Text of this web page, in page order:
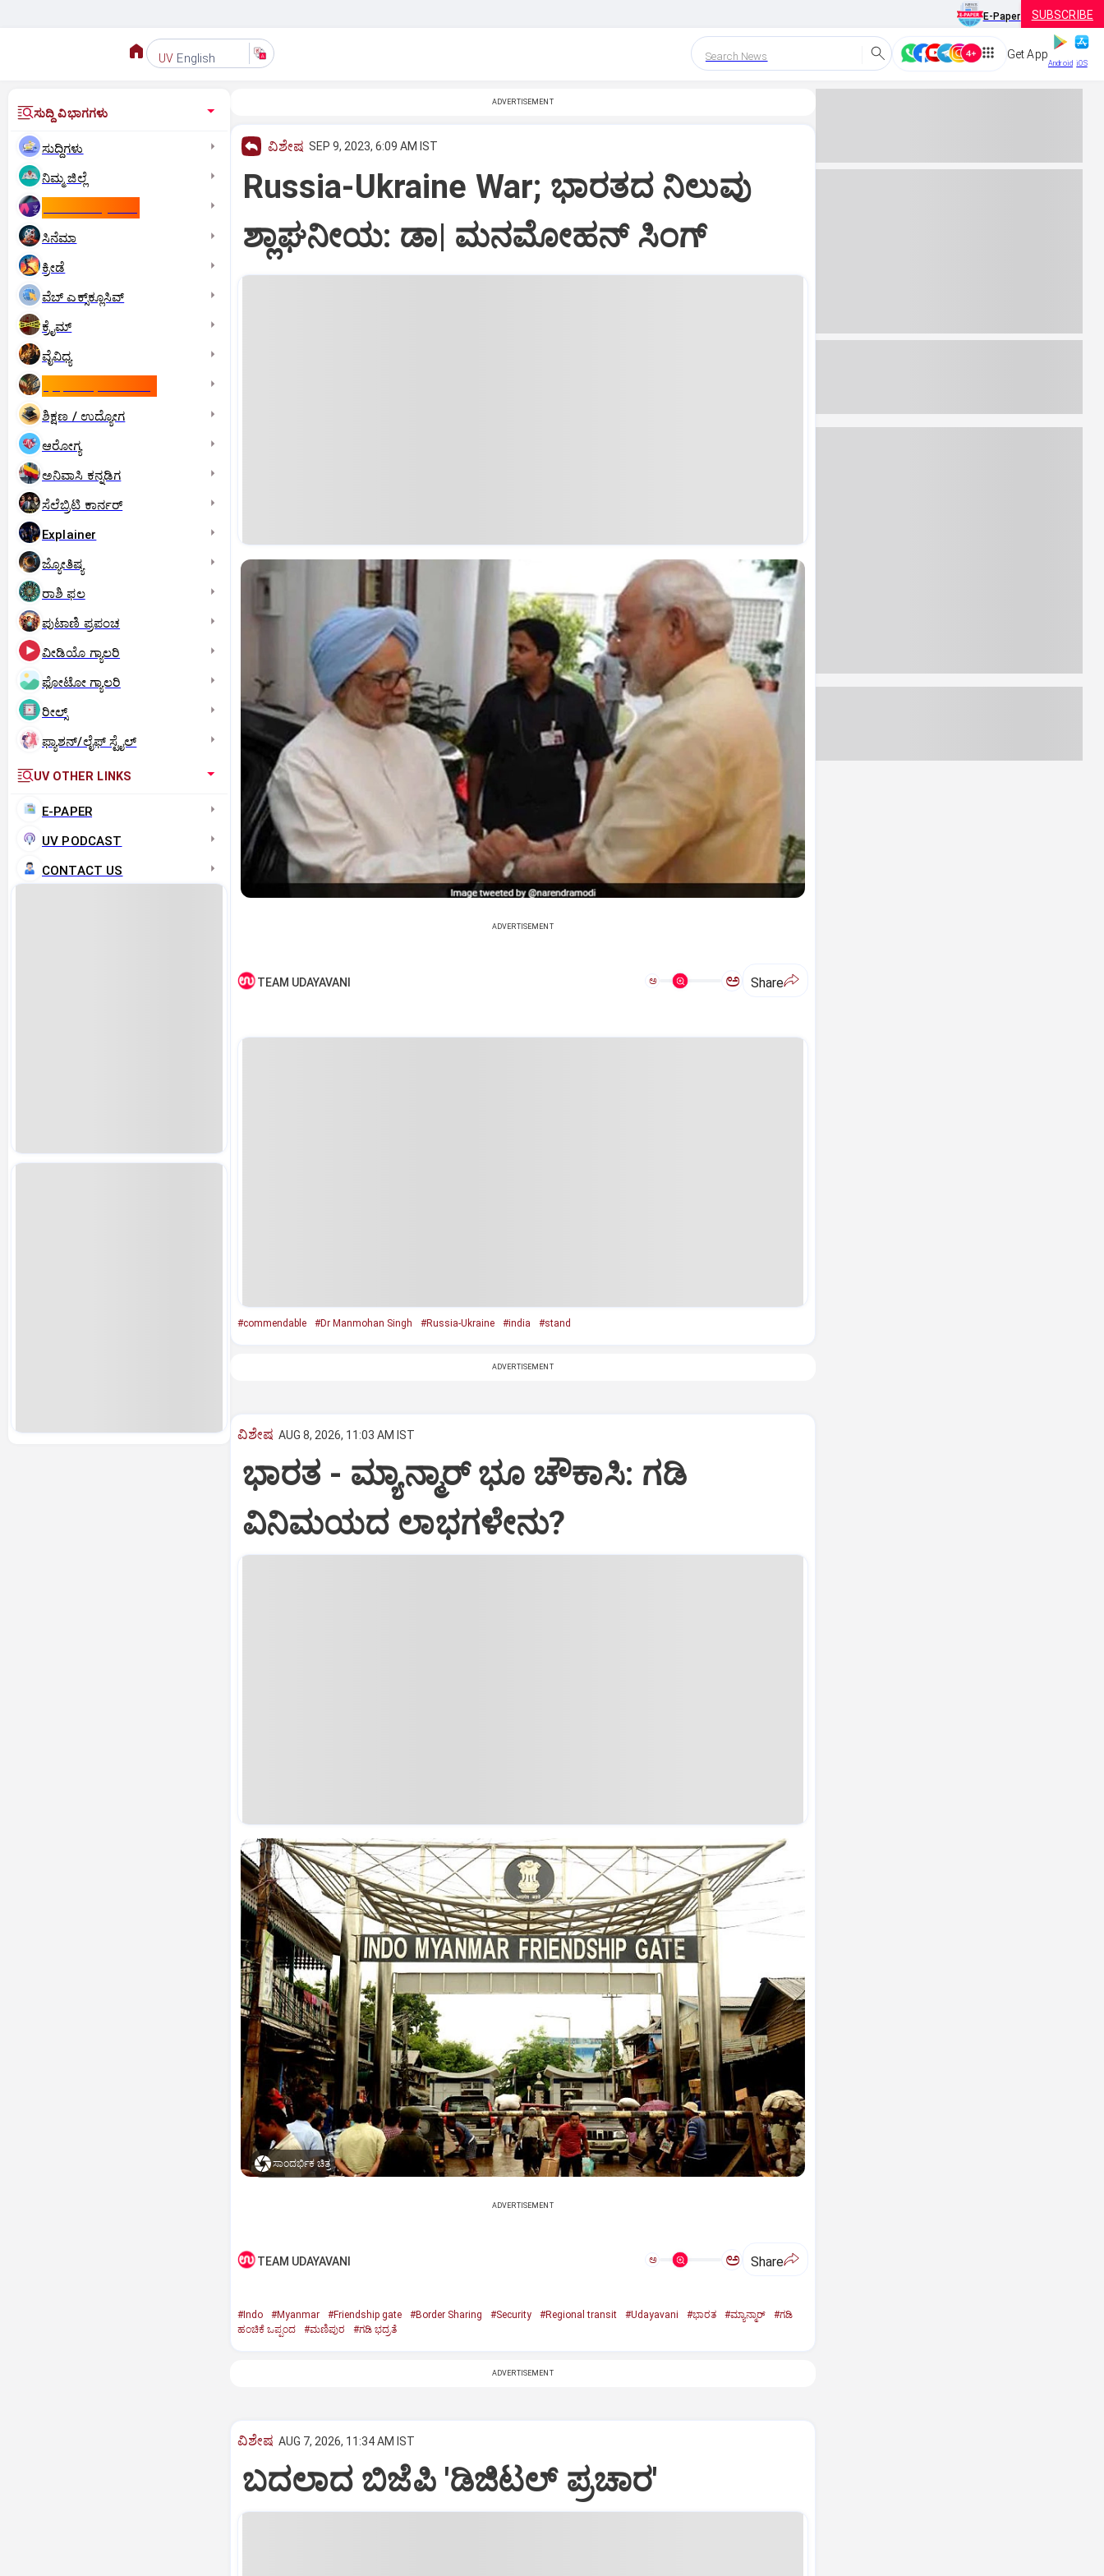
E-Paper SUBSCRIBE
UV English Search News Get App
Android iOS
ಸುದ್ದಿ ವಿಭಾಗಗಳು
ಸುದ್ದಿಗಳು
ನಿಮ್ಮ ಜಿಲ್ಲೆ
ಸಿನೆಮಾ
ಕ್ರೀಡೆ
ವೆಬ್ ಎಕ್ಸ್‌ಕ್ಲೂಸಿವ್
ಕ್ರೈಮ್
ವೈವಿಧ್ಯ
ಶಿಕ್ಷಣ / ಉದ್ಯೋಗ
ಆರೋಗ್ಯ
ಅನಿವಾಸಿ ಕನ್ನಡಿಗ
ಸೆಲೆಬ್ರಿಟಿ ಕಾರ್ನರ್‌
Explainer
ಜ್ಯೋತಿಷ್ಯ
ರಾಶಿ ಫಲ
ಪುಟಾಣಿ ಪ್ರಪಂಚ
ವೀಡಿಯೊ ಗ್ಯಾಲರಿ
ಫೋಟೋ ಗ್ಯಾಲರಿ
ರೀಲ್ಸ್
ಫ್ಯಾಶನ್/ಲೈಫ್‌ ಸ್ಟೈಲ್
UV OTHER LINKS
E-PAPER
UV PODCAST
CONTACT US
ADVERTISEMENT
ವಿಶೇಷ SEP 9, 2023, 6:09 AM IST
Russia-Ukraine War; ಭಾರತದ ನಿಲುವು
ಶ್ಲಾಘನೀಯ: ಡಾ| ಮನಮೋಹನ್‌ ಸಿಂಗ್‌
ADVERTISEMENT
TEAM UDAYAVANI ಅ ಅ Share
#commendable #Dr Manmohan Singh #Russia-Ukraine #india #stand
ADVERTISEMENT
ವಿಶೇಷ AUG 8, 2026, 11:03 AM IST
ಭಾರತ -‌ ಮ್ಯಾನ್ಮಾರ್ ಭೂ ಚೌಕಾಸಿ: ಗಡಿ
ವಿನಿಮಯದ ಲಾಭಗಳೇನು?
ಸಾಂದರ್ಭಿಕ ಚಿತ್ರ
ADVERTISEMENT
TEAM UDAYAVANI ಅ ಅ Share
#Indo #Myanmar #Friendship gate #Border Sharing #Security #Regional transit #Udayavani #ಭಾರತ #ಮ್ಯಾನ್ಮಾರ್‌
#ಗಡಿ
ಹಂಚಿಕೆ ಒಪ್ಪಂದ
#ಮಣಿಪುರ #ಗಡಿ ಭದ್ರತೆ
ADVERTISEMENT
ವಿಶೇಷ AUG 7, 2026, 11:34 AM IST
ಬದಲಾದ ಬಿಜೆಪಿ 'ಡಿಜಿಟಲ್‌ ಪ್ರಚಾರ'